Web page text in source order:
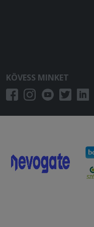
KÖVESS MINKET